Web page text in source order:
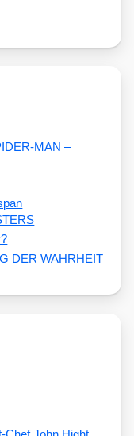
MAN –
DER WAHRHEIT